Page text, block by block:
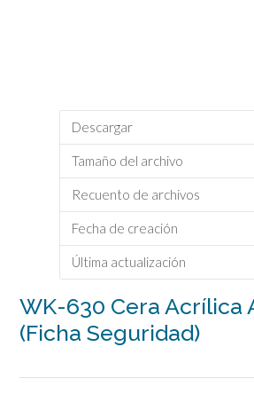
Descargar
Tamaño del archivo
Recuento de archivos
Fecha de creación
Última actualización
WK-630 Cera Acrílica
(Ficha Seguridad)